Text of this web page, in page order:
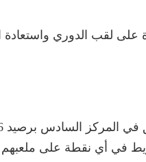
على لقب الدوري واستعادة
في أي نقطة على ملعبهم